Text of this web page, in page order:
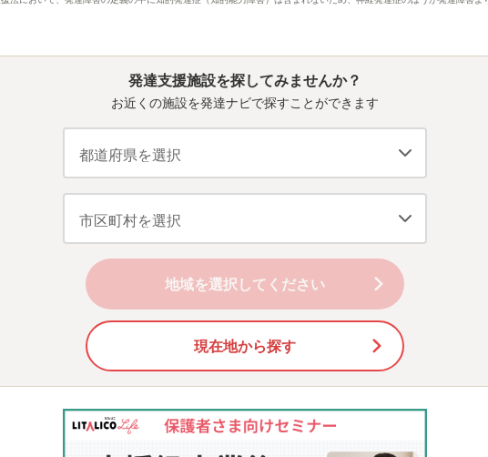
発達支援施設を探してみませんか？
お近くの施設を発達ナビで探すことができます
地域を選択してください
現在地から探す